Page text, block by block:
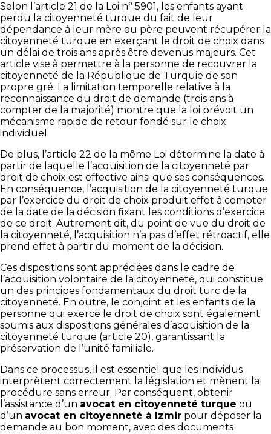
Selon l’article 21 de la Loi n° 5901, les enfants ayant
perdu la citoyenneté turque du fait de leur
dépendance à leur mère ou père peuvent récupérer la
citoyenneté turque en exerçant le droit de choix dans
un délai de trois ans après être devenus majeurs. Cet
article vise à permettre à la personne de recouvrer la
citoyenneté de la République de Turquie de son
propre gré. La limitation temporelle relative à la
reconnaissance du droit de demande (trois ans à
compter de la majorité) montre que la loi prévoit un
mécanisme rapide de retour fondé sur le choix
individuel.
De plus, l’article 22 de la même Loi détermine la date à
partir de laquelle l’acquisition de la citoyenneté par
droit de choix est effective ainsi que ses conséquences.
En conséquence, l’acquisition de la citoyenneté turque
par l’exercice du droit de choix produit effet à compter
de la date de la décision fixant les conditions d’exercice
de ce droit. Autrement dit, du point de vue du droit de
la citoyenneté, l’acquisition n’a pas d’effet rétroactif, elle
prend effet à partir du moment de la décision.
Ces dispositions sont appréciées dans le cadre de
l’acquisition volontaire de la citoyenneté, qui constitue
un des principes fondamentaux du droit turc de la
citoyenneté. En outre, le conjoint et les enfants de la
personne qui exerce le droit de choix sont également
soumis aux dispositions générales d’acquisition de la
citoyenneté turque (article 20), garantissant la
préservation de l’unité familiale.
Dans ce processus, il est essentiel que les individus
interprètent correctement la législation et mènent la
procédure sans erreur. Par conséquent, obtenir
l’assistance d’un avocat en citoyenneté turque ou
d’un avocat en citoyenneté à Izmir pour déposer la
demande au bon moment, avec des documents